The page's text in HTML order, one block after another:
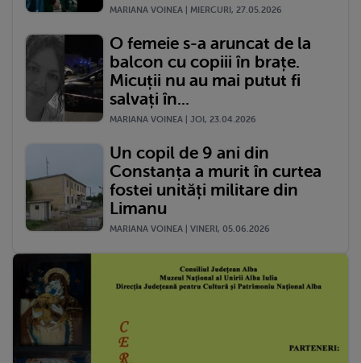
MARIANA VOINEA | MIERCURI, 27.05.2026
O femeie s-a aruncat de la
balcon cu copiii în brațe.
Micuții nu au mai putut fi
salvați în...
MARIANA VOINEA | JOI, 23.04.2026
Un copil de 9 ani din
Constanța a murit în curtea
fostei unități militare din
Limanu
MARIANA VOINEA | VINERI, 05.06.2026